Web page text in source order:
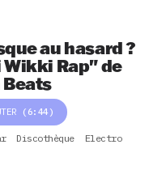
au hasard ?
Rap" de
Beats
(6:44)
Discothèque Electro